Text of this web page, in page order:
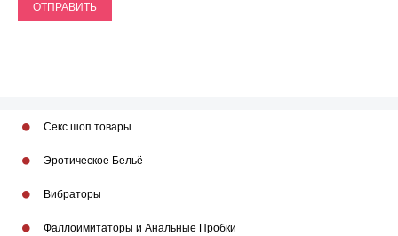
ОТПРАВИТЬ
Секс шоп товары
Эротическое Бельё
Вибраторы
Фаллоимитаторы и Анальные Пробки